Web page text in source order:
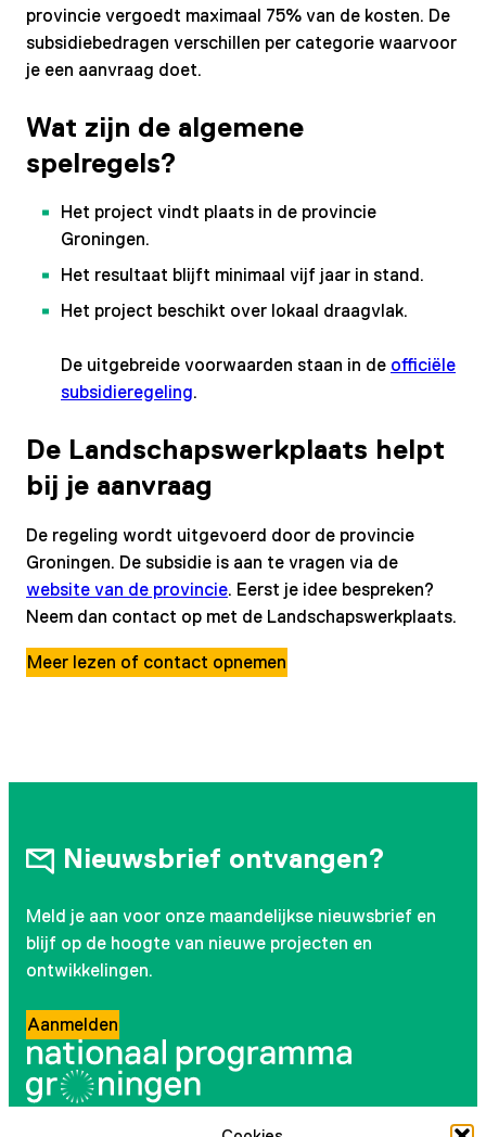
provincie vergoedt maximaal 75% van de kosten. De
subsidiebedragen verschillen per categorie waarvoor
je een aanvraag doet.
Wat zijn de algemene
spelregels?
Het project vindt plaats in de provincie
Groningen.
Het resultaat blijft minimaal vijf jaar in stand.
Het project beschikt over lokaal draagvlak.
De uitgebreide voorwaarden staan in de officiële
subsidieregeling.
De Landschapswerkplaats helpt
bij je aanvraag
De regeling wordt uitgevoerd door de provincie
Groningen. De subsidie is aan te vragen via de
website van de provincie. Eerst je idee bespreken?
Neem dan contact op met de Landschapswerkplaats.
Meer lezen of contact opnemen
Nieuwsbrief ontvangen?
Meld je aan voor onze maandelijkse nieuwsbrief en
blijf op de hoogte van nieuwe projecten en
ontwikkelingen.
Aanmelden